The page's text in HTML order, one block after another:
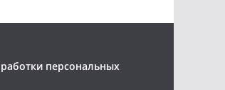
персональных